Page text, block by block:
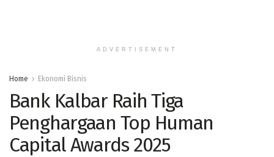
ADVERTISEMENT
Home Ekonomi Bisnis
Bank Kalbar Raih Tiga
Penghargaan Top Human
Capital Awards 2025